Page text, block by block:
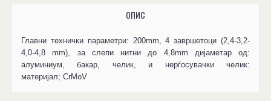
ОПИС
Главни технички параметри: 200mm, 4 завршетоци (2,4-3,2-
4,0-4,8 mm), за слепи нитни до 4,8mm дијаметар од:
алуминиум, бакар, челик, и нерѓосувачки челик:
материјал; CrMoV